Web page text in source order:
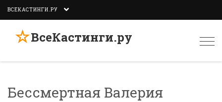
ВСЕКАСТИНГИ.РУ
☆ВсеКастинги.ру
Бессмертная Валерия